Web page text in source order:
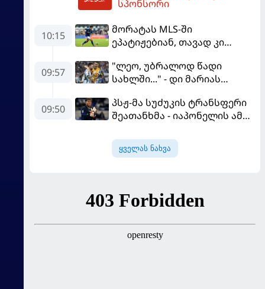
გეგმავს
სპონსორი
10:15
მორატას MLS-ში
ეპატიჟებიან, თავად კი
გადაწყვეტილებას ელის
09:57
"ლეო, უბრალოდ წადი
სახლში..." - დი მარიას
09:50
პსჟ-მა სუძუკის ტრანსფერი
შეათანხმა - იაპონელის ამ
შევალიეს
გადაწყვეტილებაზე გადის
ყველას ნახვა